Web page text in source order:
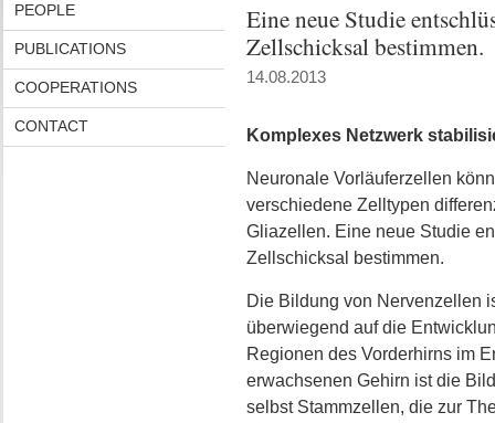
PEOPLE
PUBLICATIONS
COOPERATIONS
CONTACT
Eine neue Studie
Zellschicksal bestimmen.
14.08.2013
Komplexes Netzwerk
Neuronale Vorläuferzellen
verschiedene Zelltypen
Gliazellen. Eine neue Studie
Zellschicksal bestimmen.
Die Bildung von Nervenzellen
überwiegend auf die
Regionen des Vorderhirns im
erwachsenen Gehirn ist die
selbst Stammzellen, die zur